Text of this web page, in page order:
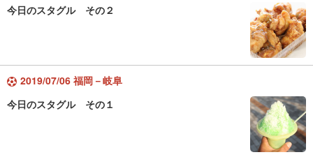
今日のスタグル その２
2019/07/06 福岡－岐阜
今日のスタグル その１